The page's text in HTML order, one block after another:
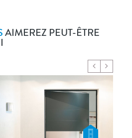
AIMEREZ PEUT-ÊTRE